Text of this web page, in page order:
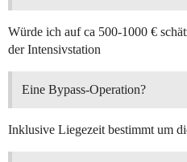
Würde ich auf ca 500-1000 €
der Intensivstation
Eine Bypass-Operation?
Inklusive Liegezeit bestimmt um